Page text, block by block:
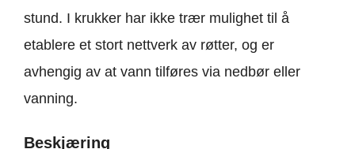
stund. I krukker har ikke trær mulighet til å
etablere et stort nettverk av røtter, og er
avhengig av at vann tilføres via nedbør eller
vanning.
Beskjæring